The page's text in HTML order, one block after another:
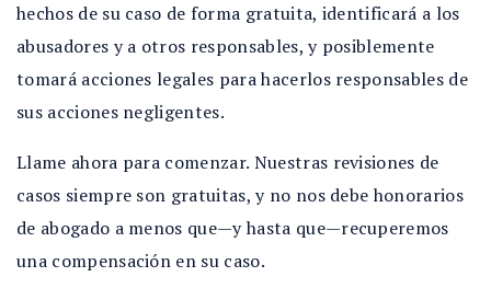
hechos de su caso de forma gratuita, identificará a los
abusadores y a otros responsables, y posiblemente
tomará acciones legales para hacerlos responsables de
sus acciones negligentes.
Llame ahora para comenzar. Nuestras revisiones de
casos siempre son gratuitas, y no nos debe honorarios
de abogado a menos que—y hasta que—recuperemos
una compensación en su caso.